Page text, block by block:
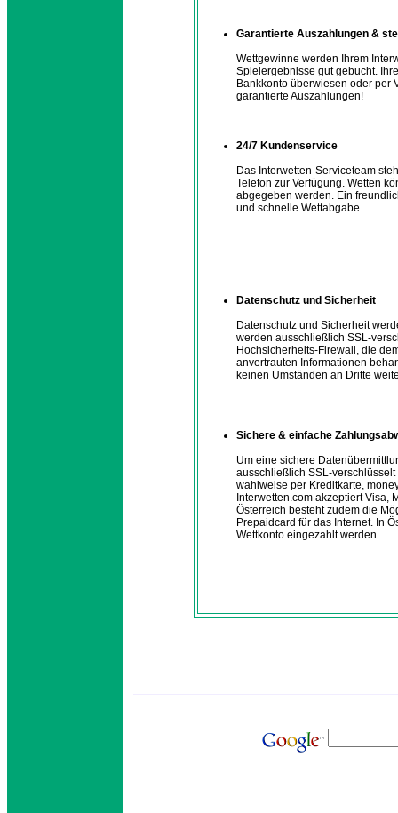
Garantierte Auszahlungen &
Wettgewinne werden Ihrem
Spielergebnisse gut gebucht.
Bankkonto überwiesen oder per
garantierte Auszahlungen!
24/7 Kundenservice
Das Interwetten-Serviceteam
Telefon zur Verfügung. Wetten
abgegeben werden. Ein
und schnelle Wettabgabe.
Datenschutz und Sicherheit
Datenschutz und Sicherheit
werden ausschließlich SSL-
Hochsicherheits-Firewall, die
anvertrauten Informationen
keinen Umständen an Dritte
Sichere & einfache
Um eine sichere
ausschließlich SSL-
wahlweise per Kreditkarte,
Interwetten.com akzeptiert Visa,
Österreich besteht zudem die
Prepaidcard für das Internet. In
Wettkonto eingezahlt werden.